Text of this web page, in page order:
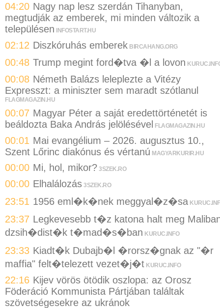
04:20 Nagy nap lesz szerdán Tihanyban,
megtudják az emberek, mi minden változik a
településen
INFOSTART.HU
02:12 Diszkóruhás emberek BIRCAHANG.ORG
00:48 Trump megint ford�tva �l a lovon
00:08 Németh Balázs leleplezte a Vitézy
Expresszt: a miniszter sem maradt szótlanul
FLAGMAGAZIN.HU
00:07 Magyar Péter a saját eredettörténetét is
beáldozta Baka András jelölésével
FLAGMAGAZIN.HU
00:01 Mai evangélium – 2026. augusztus 10.,
Szent Lőrinc diakónus és vértanú MAGYARKURIR.HU
00:00 Mi, hol, mikor? 3SZEK.RO
00:00 Elhalálozás 3SZEK.RO
23:51 1956 eml�k�nek meggyal�z�sa
23:37 Legkevesebb t�z katona halt meg
dzsih�dist�k t�mad�s�ban KURUC.INFO
23:33 Kiadt�k Dubajb�l �rorsz�gnak az "�r
maffia" felt�telezett vezet�j�t KURUC.INFO
22:16 Kijev vörös ötödik oszlopa: az Orosz
Föderáció Kommunista Pártjában találtak
szövetségesekre az ukránok